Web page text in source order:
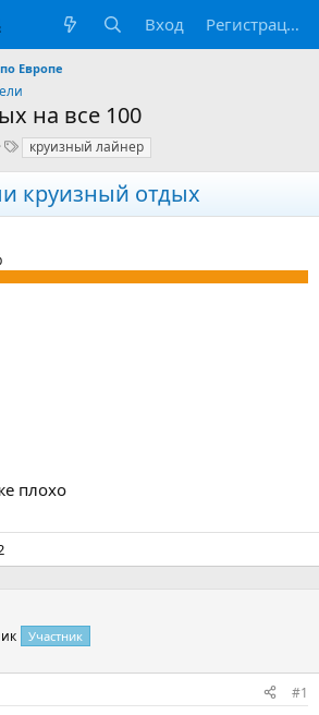
Вход Регистрация
Европе
на все 100
Т
и
круизный лайнер
круизный отдых
плохо
Участник
#1